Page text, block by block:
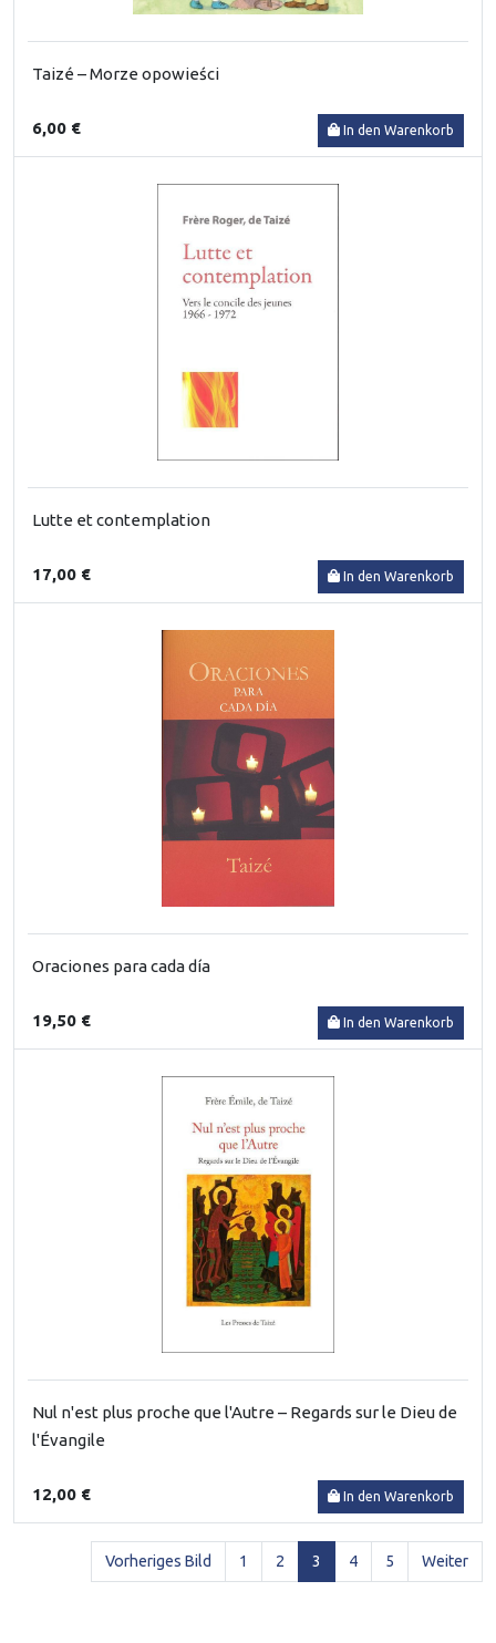
Taizé – Morze opowieści
6,00 € In den Warenkorb
Lutte et contemplation
17,00 € In den Warenkorb
Oraciones para cada día
19,50 € In den Warenkorb
Nul n'est plus proche que l'Autre – Regards sur le Dieu de
l'Évangile
12,00 € In den Warenkorb
Vorheriges Bild 1 2 3 (current)
4 5 Weiter